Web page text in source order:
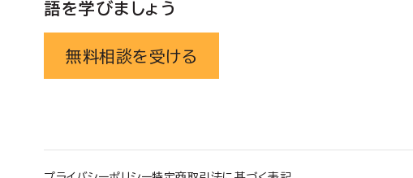
ジ
送
語を学びましょう
無料相談を受ける